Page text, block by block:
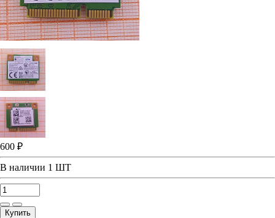
600 ₽
В наличии 1 ШТ
Купить